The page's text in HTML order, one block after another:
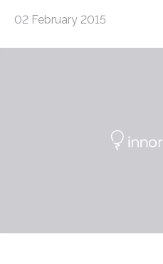
02 February 2015